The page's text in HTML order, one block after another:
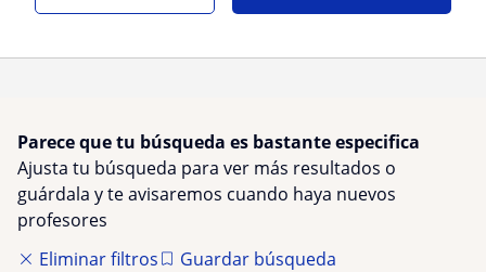
Parece que tu búsqueda es bastante especifica
Ajusta tu búsqueda para ver más resultados o
guárdala y te avisaremos cuando haya nuevos
profesores
Eliminar filtros
Guardar búsqueda